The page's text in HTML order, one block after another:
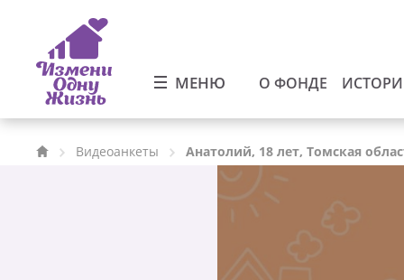
МЕНЮ О ФОНДЕ
Видеоанкеты Анатолий, 18 лет, Томская